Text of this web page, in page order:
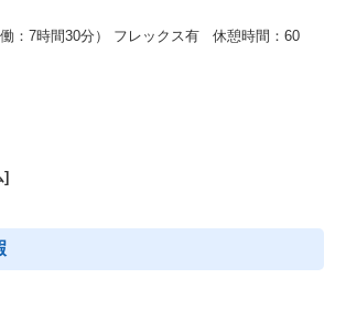
：7時間30分） フレックス有 休憩時間：60
]